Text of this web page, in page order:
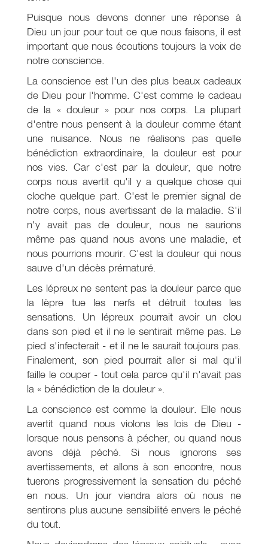
Puisque nous devons donner une réponse à
Dieu un jour pour tout ce que nous faisons, il est
important que nous écoutions toujours la voix de
notre conscience.
La conscience est l'un des plus beaux cadeaux
de Dieu pour l'homme. C'est comme le cadeau
de la « douleur » pour nos corps. La plupart
d'entre nous pensent à la douleur comme étant
une nuisance. Nous ne réalisons pas quelle
bénédiction extraordinaire, la douleur est pour
nos vies. Car c'est par la douleur, que notre
corps nous avertit qu'il y a quelque chose qui
cloche quelque part. C'est le premier signal de
notre corps, nous avertissant de la maladie. S'il
n'y avait pas de douleur, nous ne saurions
même pas quand nous avons une maladie, et
nous pourrions mourir. C'est la douleur qui nous
sauve d'un décès prématuré.
Les lépreux ne sentent pas la douleur parce que
la lèpre tue les nerfs et détruit toutes les
sensations. Un lépreux pourrait avoir un clou
dans son pied et il ne le sentirait même pas. Le
pied s'infecterait - et il ne le saurait toujours pas.
Finalement, son pied pourrait aller si mal qu'il
faille le couper - tout cela parce qu'il n'avait pas
la « bénédiction de la douleur ».
La conscience est comme la douleur. Elle nous
avertit quand nous violons les lois de Dieu -
lorsque nous pensons à pécher, ou quand nous
avons déjà péché. Si nous ignorons ses
avertissements, et allons à son encontre, nous
tuerons progressivement la sensation du péché
en nous. Un jour viendra alors où nous ne
sentirons plus aucune sensibilité envers le péché
du tout.